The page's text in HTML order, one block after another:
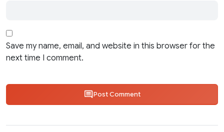
Save my name, email, and website in this browser for the
next time I comment.
Post Comment